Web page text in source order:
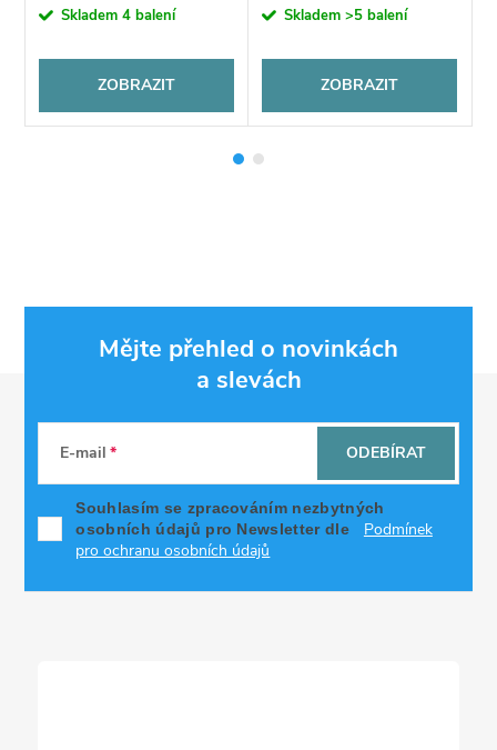
cena:Skladem4 balení
ZOBRAZIT
cena:Skladem>5 balení
ZOBRAZIT
Mějte přehled o novinkách
a slevách
E-mail
Souhlasím se zpracováním nezbytných
osobních údajů pro Newsletter dle
Podmínek
pro ochranu osobních údajů
ODEBÍRAT